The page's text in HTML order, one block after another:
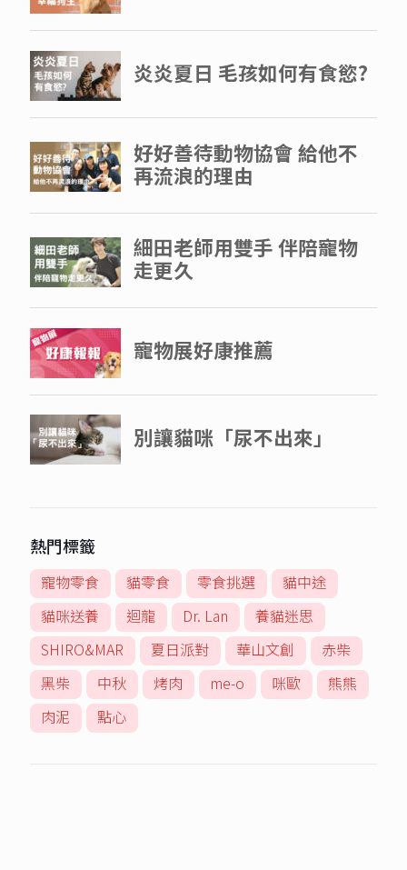
熱門標籤
寵物零食 貓零食 零食挑選
貓中途
貓咪送養
迴龍 Dr. Lan
養貓迷思
SHIRO&MAR
夏日派對 華山文創
赤柴
黑柴
中秋 烤肉 me-o 咪歐
熊熊
肉泥
點心